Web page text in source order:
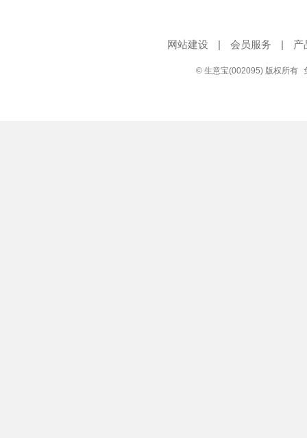
网站建设 | 会员服务 | 产
© 生意宝(002095) 版权所有